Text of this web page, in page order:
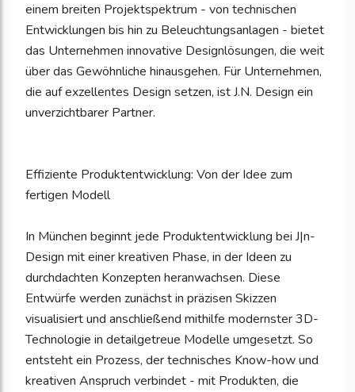
einem breiten Projektspektrum - von technischen
Entwicklungen bis hin zu Beleuchtungsanlagen - bietet
das Unternehmen innovative Designlösungen, die weit
über das Gewöhnliche hinausgehen. Für Unternehmen,
die auf exzellentes Design setzen, ist J.N. Design ein
unverzichtbarer Partner.
Effiziente Produktentwicklung: Von der Idee zum
fertigen Modell
In München beginnt jede Produktentwicklung bei J|n-
Design mit einer kreativen Phase, in der Ideen zu
durchdachten Konzepten heranwachsen. Diese
Entwürfe werden zunächst in präzisen Skizzen
visualisiert und anschließend mithilfe modernster 3D-
Technologie in detailgetreue Modelle umgesetzt. So
entsteht ein Prozess, der technisches Know-how und
kreativen Anspruch verbindet - mit Produkten, die